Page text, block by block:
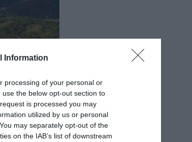
Information
processing of your personal or
the below opt-out section to
is processed you may
utilized by us or personal
may separately opt-out of the
on the IAB’s list of downstream
– TLF Images